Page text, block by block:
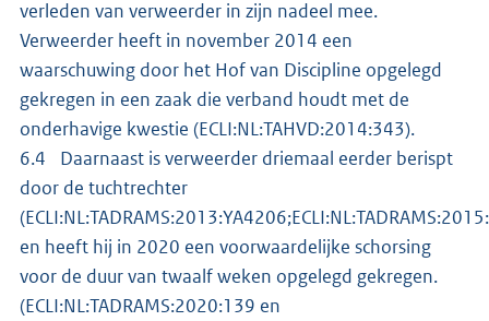
verleden van verweerder in zijn nadeel mee.
Verweerder heeft in november 2014 een
waarschuwing door het Hof van Discipline opgelegd
gekregen in een zaak die verband houdt met de
onderhavige kwestie (ECLI:NL:TAHVD:2014:343).
6.4 Daarnaast is verweerder driemaal eerder berispt
door de tuchtrechter
en heeft hij in 2020 een voorwaardelijke schorsing
voor de duur van twaalf weken opgelegd gekregen.
(ECLI:NL:TADRAMS:2020:139 en